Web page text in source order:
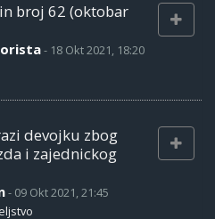
broj 62 (oktobar
- 18 Okt 2021, 18:20
devojku zbog
i zajednickog
- 09 Okt 2021, 21:45